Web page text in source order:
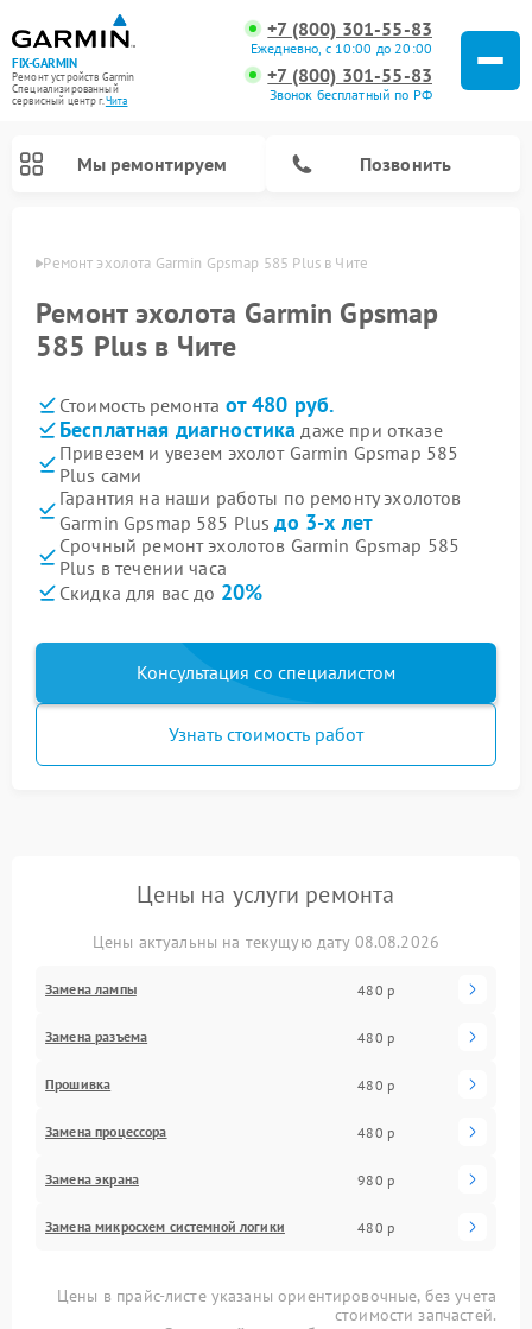
FIX-GARMIN
Ремонт устройств Garmin
Специализированный
cервисный центр г.Чита
+7 (800) 301-55-83
Ежедневно, с 10:00 до 20:00
+7 (800) 301-55-83
Звонок бесплатный по РФ
Мы ремонтируем Позвонить
Чите Ремонт эхолота Garmin Gpsmap 585 Plus в Чите
Ремонт эхолота Garmin Gpsmap
585 Plus в Чите
Стоимость ремонта от 480 руб.
Бесплатная диагностика даже при отказе
Привезем и увезем эхолот Garmin Gpsmap 585
Plus сами
Гарантия на наши работы по ремонту эхолотов
Garmin Gpsmap 585 Plusдо 3-х лет
Срочный ремонт эхолотов Garmin Gpsmap 585
Plus в течении часа
Скидка для вас до 20%
Консультация со специалистом
Узнать стоимость работ
Цены на услуги ремонта
Цены актуальны на текущую дату 08.08.2026
Замена лампы 480 р
Замена разъема 480 р
Прошивка 480 р
Замена процессора 480 р
Замена экрана 980 р
Замена микросхем системной логики 480 р
Цены в прайс-листе указаны ориентировочные, без учета
стоимости запчастей.